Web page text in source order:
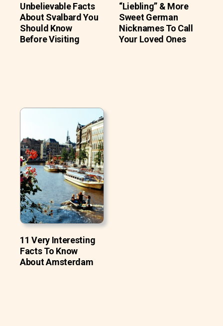
Unbelievable Facts
About Svalbard You
Should Know
Before Visiting
“Liebling” & More
Sweet German
Nicknames To Call
Your Loved Ones
11 Very Interesting
Facts To Know
About Amsterdam